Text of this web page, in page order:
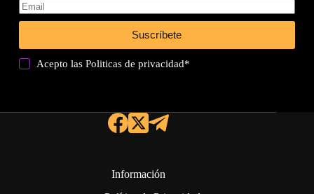
Suscríbete
Acepto lasPoliticas de privacidad*
Información